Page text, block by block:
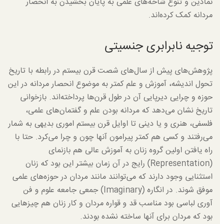
مردانه کمک کرده‌اند.
توجیه نابرابری جنسیتی
پژوهش‌های پیش از سال‌های شصت قرن بیستم در رابطه با تاریخ
تحول اندیشه، آموزش و علم کمتر به موضوع انحصار مردانه در این
حوزه و چرایی دیرپایی آن در طول قرن‌ها پرداخته‌اند. بازخوانی
تاریخ نشان می‌دهد که مردانه بودن علم و گفتمان‌های علمی،
فلسفی، هنری و یا دینی تا اوایل قرن بیستم اموری بدیهی به شمار
می‌رفتند و کسی هم کمتر پیرامون آنها چون و چرا می‌کرد. حتا با
راه یافتن اولین گروه زنان به آموزش عالی هم بازنمای
(Representation) رایج در آن زمان بیشتر این بود که زنان
استثنایی وجود دارند که می‌توانند مانند مردان در حوزه‌های علمی
موفق شوند. در انگاره (Imaginary) جمعی جامعه علوم و فن
آوری لباسی بود مناسب قد و قواره مردان و کار زنان هم چیزهایی
بود که مردان برای آنها ساخته نشده بودند.